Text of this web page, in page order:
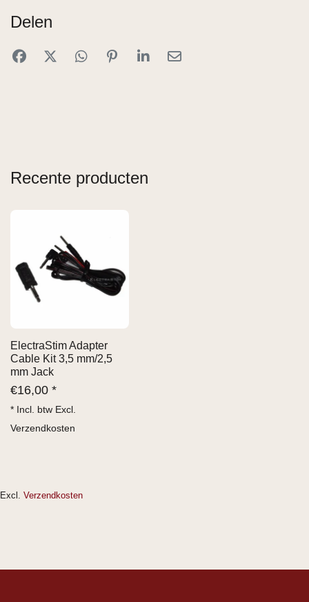
Delen
Recente producten
ElectraStim Adapter
Cable Kit 3,5 mm/2,5
mm Jack
€16,00 *
* Incl. btw Excl.
Verzendkosten
Excl. Verzendkosten